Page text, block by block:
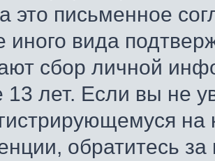
это письменное
иного вида
сбор личной
лет. Если вы не
обратитесь